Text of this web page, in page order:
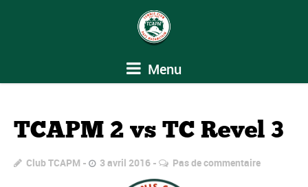
Menu
TCAPM 2 vs TC Revel 3
Club TCAPM 3 avril 2016 Pas de commentaire